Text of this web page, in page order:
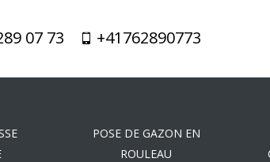
07 73 +41762890773
POSE DE GAZON EN
ROULEAU